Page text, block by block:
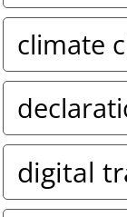
climate
digital